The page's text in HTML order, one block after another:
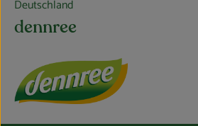
Deutschland
dennree